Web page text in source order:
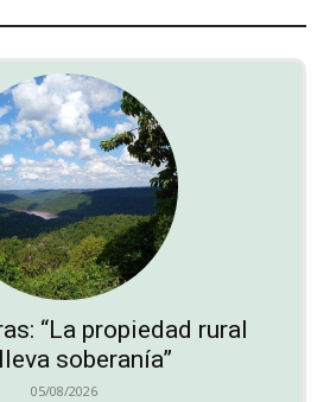
“La propiedad rural
soberanía”
05/08/2026